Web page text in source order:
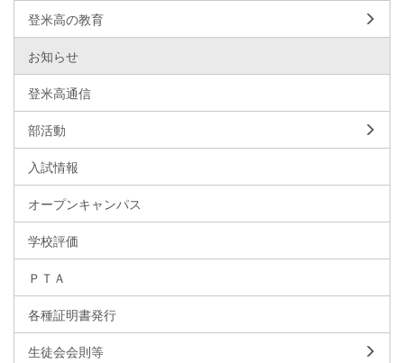
登米高の教育
お知らせ
登米高通信
部活動
入試情報
オープンキャンパス
学校評価
ＰＴＡ
各種証明書発行
生徒会会則等